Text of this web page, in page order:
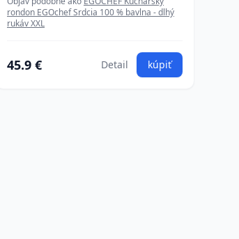
rondon EGOchef Srdcia 100 % bavlna - dlhý
rukáv XXL
45.9 € Detail kúpiť